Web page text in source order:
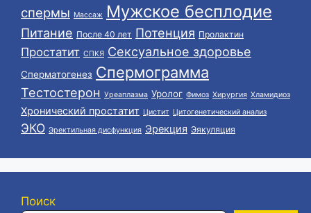
спермы Массаж Мужское бесплодие
Питание После 40 лет Потенция Пролактин
Простатит СПКЯ Сексуальное здоровье
Сперматогенез Спермограмма
Тестостерон Уреаплазма Уролог Фимоз Хирургия Хламидиоз
Хронический простатит Цистит Цитогенетический анализ
ЭКО Эректильная дисфункция Эрекция Эякуляция
Поиск